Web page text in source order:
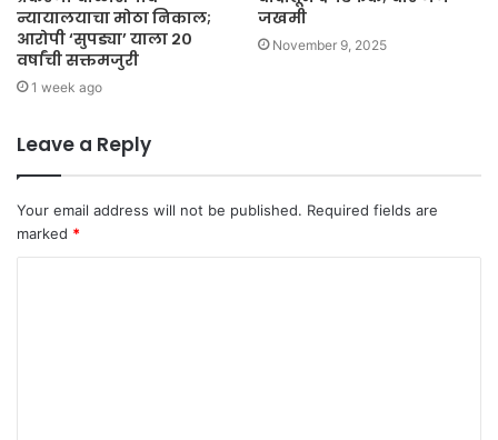
न्यायालयाचा मोठा निकाल;
आरोपी ‘सुपड्या’ याला २०
वर्षांची सक्तमजुरी
1 week ago
जखमी
November 9, 2025
Leave a Reply
Your email address will not be published. Required fields are
marked *